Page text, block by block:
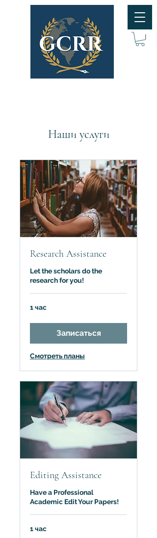
Наши услуги
Research Assistance
Let the scholars do the
research for you!
1 час
Записаться
Смотреть планы
Editing Assistance
Have a Professional
Academic Edit Your Papers!
1 час